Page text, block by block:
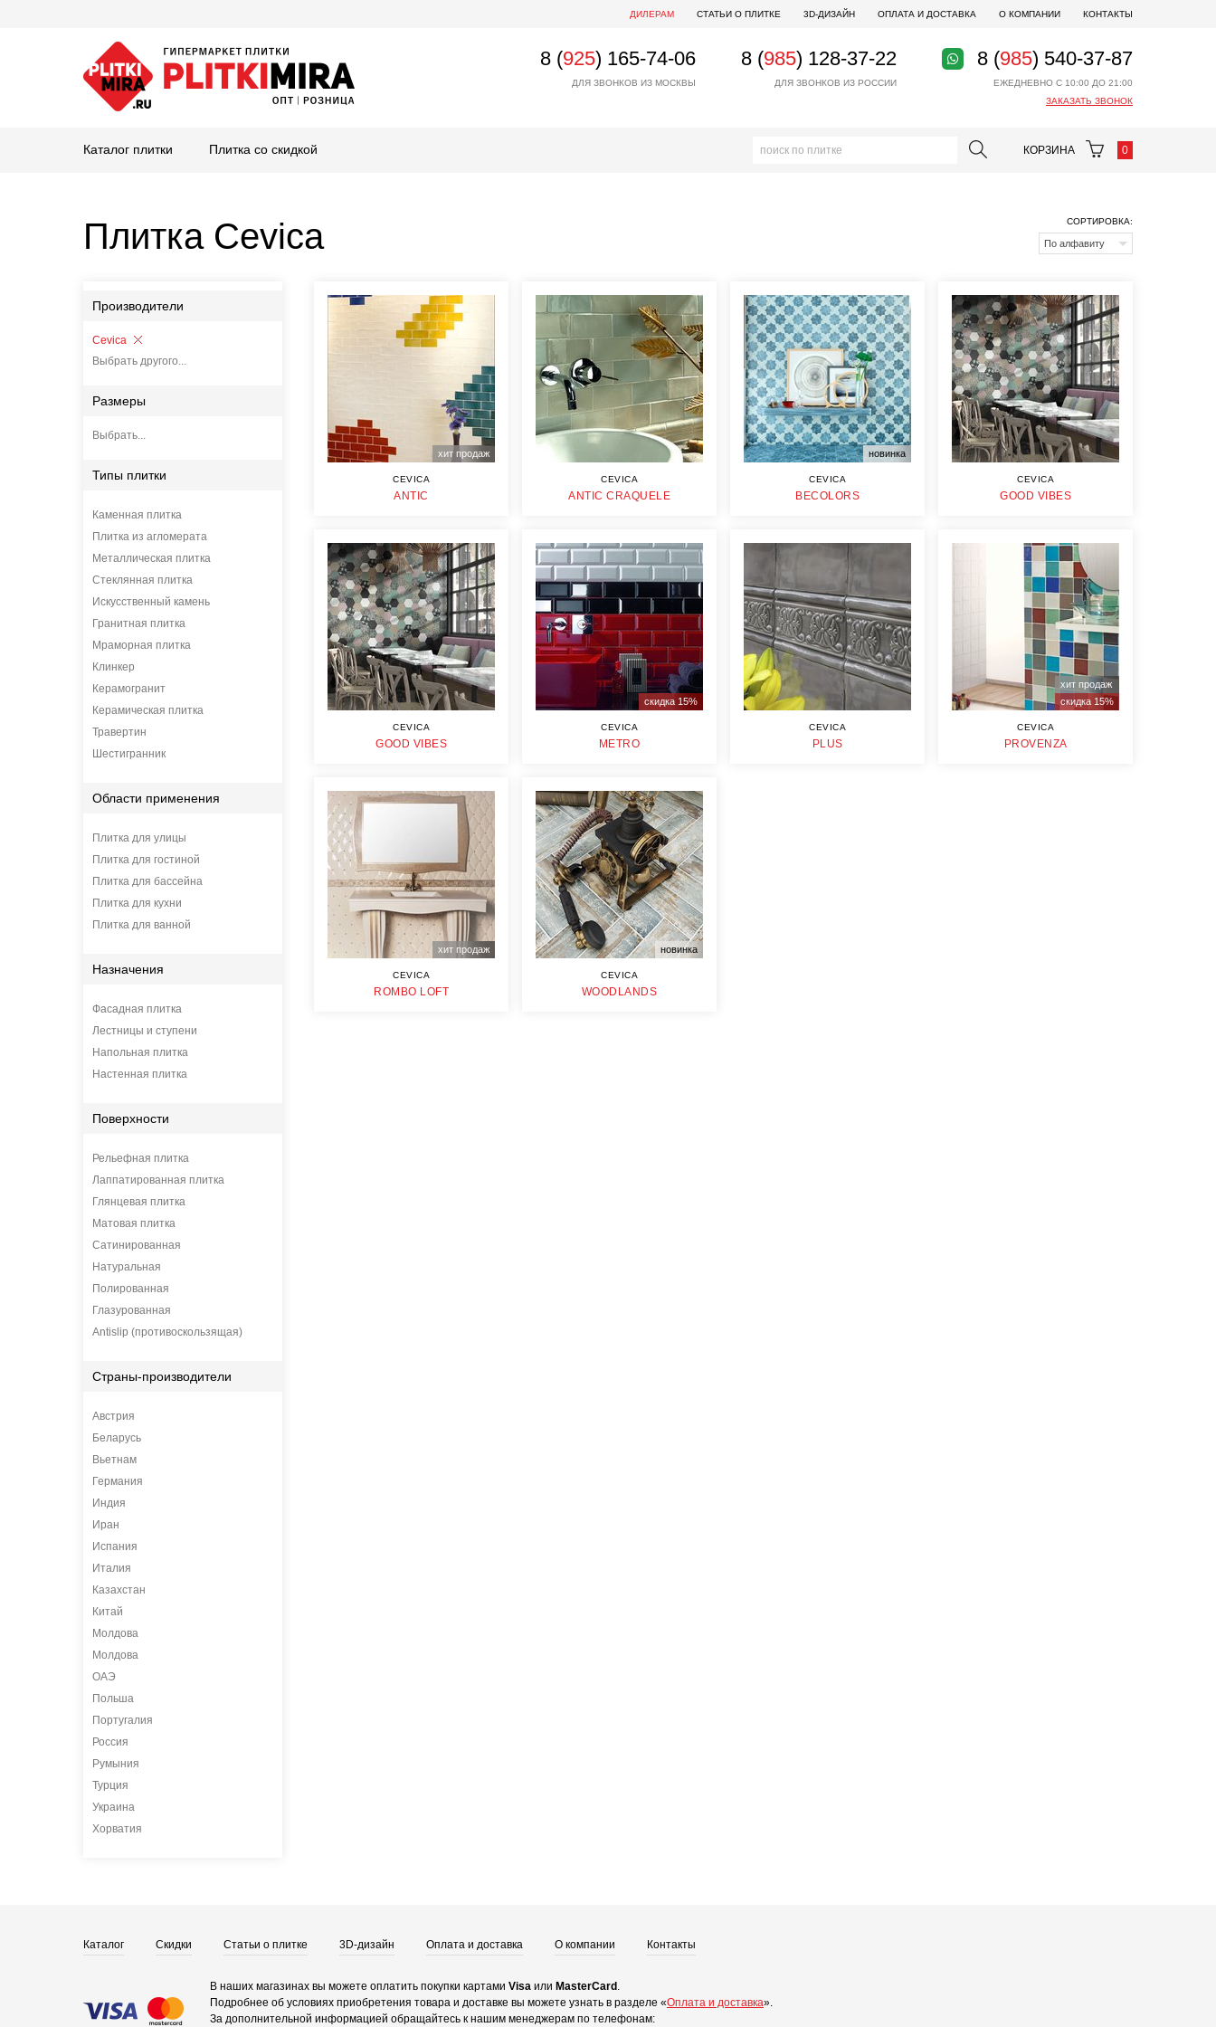
ДИЛЕРАМ СТАТЬИ О ПЛИТКЕ 3D-ДИЗАЙН ОПЛАТА И ДОСТАВКА О КОМПАНИИ КОНТАКТЫ
8 (925) 165-74-06
ДЛЯ ЗВОНКОВ ИЗ МОСКВЫ
8 (985) 128-37-22
ДЛЯ ЗВОНКОВ ИЗ РОССИИ
8 (985) 540-37-87
ЕЖЕДНЕВНО С 10:00 ДО 21:00
ЗАКАЗАТЬ ЗВОНОК
Каталог плитки Плитка со скидкой КОРЗИНА 0
Плитка Cevica СОРТИРОВКА:
По алфавиту
Производители
Cevica
Выбрать другого...
Размеры
Выбрать...
Типы плитки
Каменная плитка
Плитка из агломерата
Металлическая плитка
Стеклянная плитка
Искусственный камень
Гранитная плитка
Мраморная плитка
Клинкер
Керамогранит
Керамическая плитка
Травертин
Шестигранник
Области применения
Плитка для улицы
Плитка для гостиной
Плитка для бассейна
Плитка для кухни
Плитка для ванной
Назначения
Фасадная плитка
Лестницы и ступени
Напольная плитка
Настенная плитка
Поверхности
Рельефная плитка
Лаппатированная плитка
Глянцевая плитка
Матовая плитка
Сатинированная
Натуральная
Полированная
Глазурованная
Antislip (противоскользящая)
Страны-производители
Австрия
Беларусь
Вьетнам
Германия
Индия
Иран
Испания
Италия
Казахстан
Китай
Молдова
Молдова
ОАЭ
Польша
Португалия
Россия
Румыния
Турция
Украина
Хорватия
хит продаж
CEVICA
ANTIC
CEVICA
ANTIC CRAQUELE
новинка
CEVICA
BECOLORS
CEVICA
GOOD VIBES
CEVICA
GOOD VIBES
скидка 15%
CEVICA
METRO
CEVICA
PLUS
хит продаж
скидка 15%
CEVICA
PROVENZA
хит продаж
CEVICA
ROMBO LOFT
новинка
CEVICA
WOODLANDS
Каталог Скидки Статьи о плитке 3D-дизайн Оплата и доставка О компании Контакты
В наших магазинах вы можете оплатить покупки картами Visa или MasterCard .
Подробнее об условиях приобретения товара и доставке вы можете узнать в разделе «Оплата и доставка».
За дополнительной информацией обращайтесь к нашим менеджерам по телефонам: